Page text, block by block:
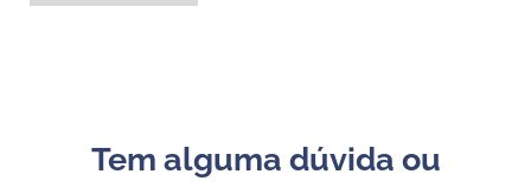
Tem alguma dúvida ou